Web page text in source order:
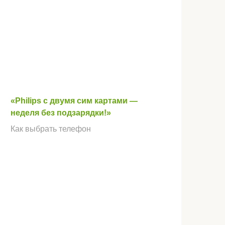
«Philips с двумя сим картами —
неделя без подзарядки!»
Как выбрать телефон